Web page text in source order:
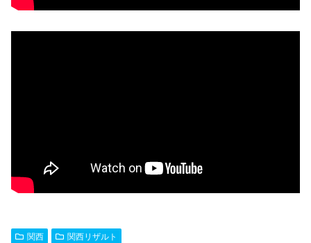
関西 関西リザルト